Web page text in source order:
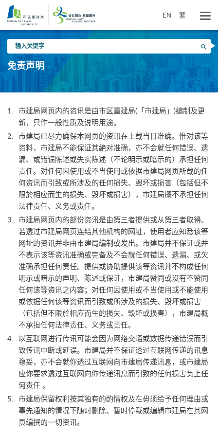
要
EN 繁
入
关
键
搜寻
免责声明
市建局网页内的资讯是由市区重建局(「市建局」)编制及更
新，只作一般性质及说明用途。
市建局已尽力确保本网页的资讯在上载当日准确。惟对该等
资料，市建局不能保证其絶对准确，亦不会就任何错误、遗
漏、或错误陈述或失实陈述（不论明示或暗示的）承担任何
责任。对任何因使用或不当使用或依据市建局网页所载的任
何资讯而引致或所涉及的任何损失、毁坏或损害（包括但不
限於相应而生的损失、毁坏或损害），市建局概不承担任何
法律责任、义务或责任。
市建局网页内的部份资讯是由第三者提供或从第三者取得。
若透过市建局网页连结其他机构的网址，使用者应知悉该等
网址的资讯并非由市建局编制或发出。市建局并不保证或并
不表示该等资讯准确或完备及不会就任何错误、遗漏、或欠
准确承担任何责任。提供或协助提供该等资讯并不构成任何
明示或暗示的声明、陈述或保证，市建局赞同或没有不赞同
任何该等资讯之内容；对任何因使用或不当使用或不能使用
或依据任何该等资讯而引致或所涉及的损失、毁坏或损害
（包括但不限於相应而生的损失、毁坏或损害），市建局概
不承担任何法律责任、义务或责任。
以互联网进行传讯可能会因为网络交通或数据传递错误而引
致传讯中断或延误。市建局并不保证透过互联网传递的讯息
稳妥，亦不会就你透过互联网向市建局传递讯息，或市建局
应你要求透过互联网向你传递讯息而引致的任何损害负上任
何责任 。
市建局保留权利按其独有的酌情权及在毋须给予任何理由或
事先通知的情况下随时删除、暂时停载或编辑市建局在其网
页编撰的一切资讯。